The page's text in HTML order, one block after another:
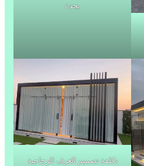
بجدة
تكلفة تصميم الغرف الزجاجية